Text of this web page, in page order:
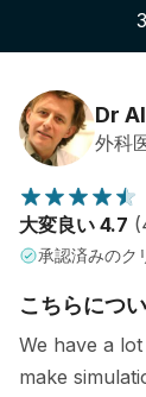
サブスクリ
患者様のレ
Dr
外科
大変良い 4.7
承認済みのク
こちらにつ
We have a
make